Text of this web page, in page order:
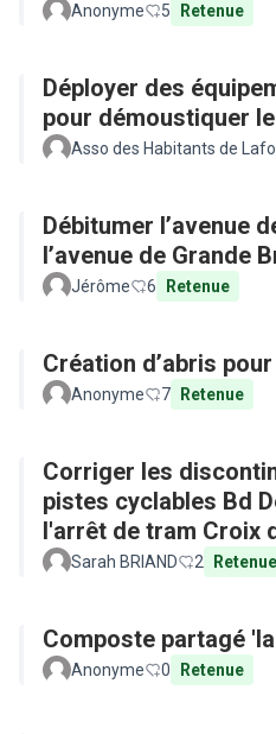
Anonyme 5 Retenue
Déployer des
pour démoustiquer
Asso des Habitants de
Débitumer l’avenue
l’avenue de Grande
Jérôme 6 Retenue
Création d’abris
Anonyme 7 Retenue
Corriger les
pistes cyclables Bd
l'arrêt de tram Croix
Sarah BRIAND 2 Retenue
Composte partagé
Anonyme 0 Retenue